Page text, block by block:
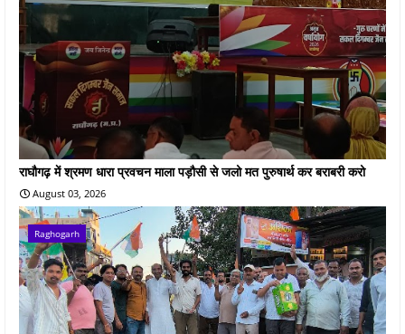
राघौगढ़ में श्रमण धारा प्रवचन माला पड़ौसी से जलो मत पुरुषार्थ कर बराबरी करो
August 03, 2026
Raghogarh